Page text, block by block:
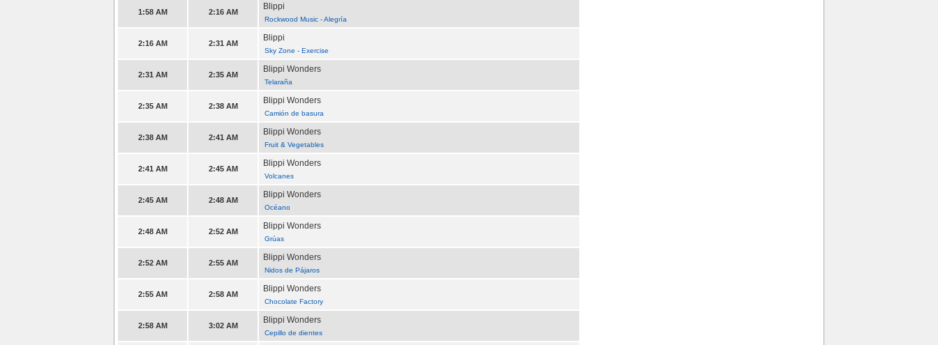
1:58 AM 2:16 AM
Blippi
Rockwood Music - Alegría
2:16 AM 2:31 AM
Blippi
Sky Zone - Exercise
2:31 AM 2:35 AM
Blippi Wonders
Telaraña
2:35 AM 2:38 AM
Blippi Wonders
Camión de basura
2:38 AM 2:41 AM
Blippi Wonders
Fruit & Vegetables
2:41 AM 2:45 AM
Blippi Wonders
Volcanes
2:45 AM 2:48 AM
Blippi Wonders
Océano
2:48 AM 2:52 AM
Blippi Wonders
Grúas
2:52 AM 2:55 AM
Blippi Wonders
Nidos de Pájaros
2:55 AM 2:58 AM
Blippi Wonders
Chocolate Factory
2:58 AM 3:02 AM
Blippi Wonders
Cepillo de dientes